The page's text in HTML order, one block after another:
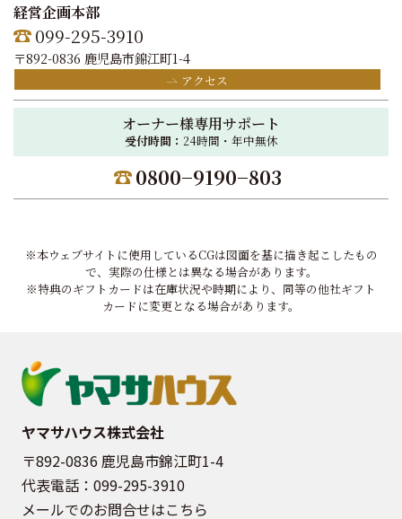
経営企画本部
099-295-3910
〒892-0836 鹿児島市錦江町1-4
アクセス
オーナー様専用サポート
受付時間： 24時間・年中無休
0800−9190−803
※本ウェブサイトに使用しているCGは図面を基に描き起こしたもの
で、実際の仕様とは異なる場合があります。
※特典のギフトカードは在庫状況や時期により、同等の他社ギフト
カードに変更となる場合があります。
ヤマサハウス株式会社
〒892-0836 鹿児島市錦江町1-4
代表電話： 099-295-3910
メールでのお問合せはこちら